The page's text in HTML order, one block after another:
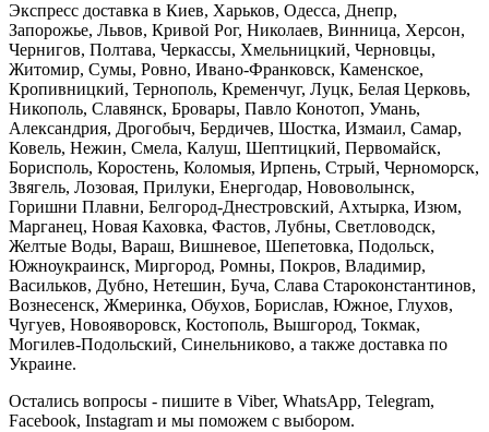
Экспресс доставка в Киев, Харьков, Одесса, Днепр,
Запорожье, Львов, Кривой Рог, Николаев, Винница, Херсон,
Чернигов, Полтава, Черкассы, Хмельницкий, Черновцы,
Житомир, Сумы, Ровно, Ивано-Франковск, Каменское,
Кропивницкий, Тернополь, Кременчуг, Луцк, Белая Церковь,
Никополь, Славянск, Бровары, Павло Конотоп, Умань,
Александрия, Дрогобыч, Бердичев, Шостка, Измаил, Самар,
Ковель, Нежин, Смела, Калуш, Шептицкий, Первомайск,
Борисполь, Коростень, Коломыя, Ирпень, Стрый, Черноморск,
Звягель, Лозовая, Прилуки, Енергодар, Нововолынск,
Горишни Плавни, Белгород-Днестровский, Ахтырка, Изюм,
Марганец, Новая Каховка, Фастов, Лубны, Светловодск,
Желтые Воды, Вараш, Вишневое, Шепетовка, Подольск,
Южноукраинск, Миргород, Ромны, Покров, Владимир,
Васильков, Дубно, Нетешин, Буча, Слава Староконстантинов,
Вознесенск, Жмеринка, Обухов, Борислав, Южное, Глухов,
Чугуев, Новояворовск, Костополь, Вышгород, Токмак,
Могилев-Подольский, Синельниково, а также доставка по
Украине.
Остались вопросы - пишите в Viber, WhatsApp, Telegram,
Facebook, Instagram и мы поможем с выбором.